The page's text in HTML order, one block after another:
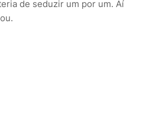
de seduzir um por um. Aí